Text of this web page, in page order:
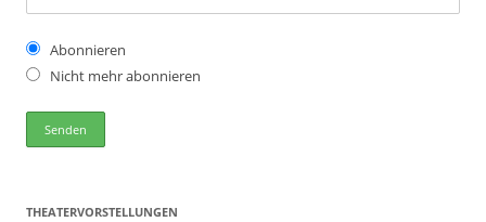
Abonnieren
Nicht mehr abonnieren
THEATERVORSTELLUNGEN